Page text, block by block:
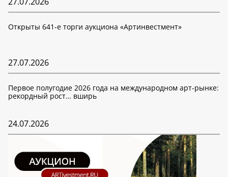
Открыты 641-е торги аукциона «Артинвестмент»
27.07.2026
Первое полугодие 2026 года на международном арт-рынке:
рекордный рост… вширь
24.07.2026